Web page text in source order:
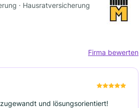
· Hausratversicherung
Firma bewerten
und lösungsorientiert!